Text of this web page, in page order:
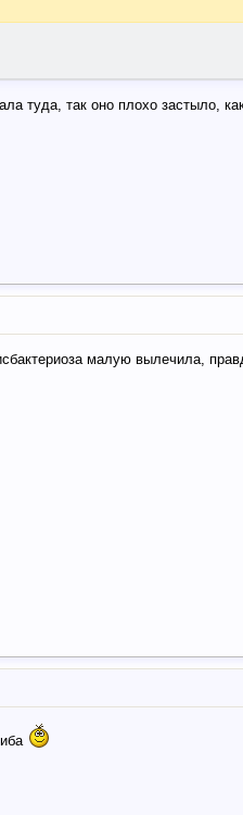
туда, так оно плохо застыло,
малую вылечила,